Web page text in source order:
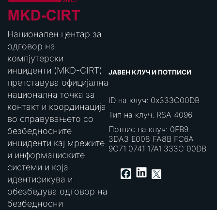
Национален центар за
одговор на
компјутерски
инциденти (MKD-CIRT)
претставува официјална
национална точка за
контакт и координација
во справувањето со
безбедносните
инциденти кај мрежите
и информациските
системи и која
идентификува и
обезбедува одговор на
безбедносни
ЈАВЕН КЛУЧ И ПОТПИСИ
ID на клуч: 0x333C00DB
Тип на клуч: RSA 4096
Потпис на клуч: 0FB9
3DA3 E008 FA8B FC6A
9C71 0741 17A1 333C 00DB
Facebook
LinkedIn
X